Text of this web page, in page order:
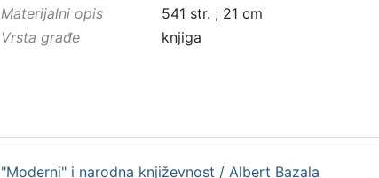
Materijalni opis
541 str. ; 21 cm
Vrsta građe
knjiga
"Moderni" i narodna književnost / Albert Bazala